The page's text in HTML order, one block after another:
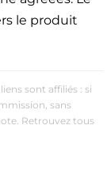
le produit
sont affiliés : si
sans
Retrouvez tous